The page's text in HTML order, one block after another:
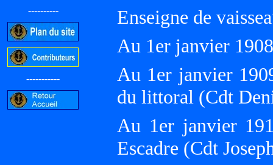
----------
-----------
Enseigne de
Au 1er janvier
Au 1er janvier
du littoral (Cdt
Au 1er janvier
Escadre (Cdt